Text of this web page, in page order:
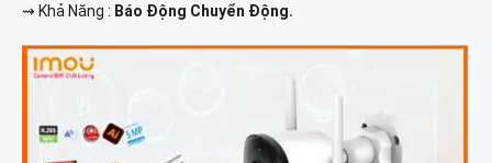
️⇝ Khả Năng : Báo Động Chuyển Động.